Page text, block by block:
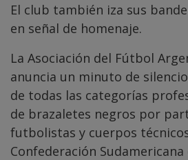
El club también iza sus
en señal de homenaje.
La Asociación del Fútbol
anuncia un minuto de
de todas las categorías
de brazaletes negros por
futbolistas y cuerpos
Confederación